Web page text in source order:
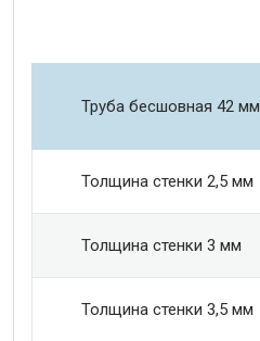
Труба бесшовная 42 мм
Толщина стенки 2,5 мм
Толщина стенки 3 мм
Толщина стенки 3,5 мм